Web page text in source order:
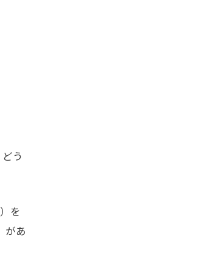
う
を
があ